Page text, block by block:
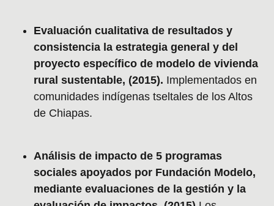
Evaluación cualitativa de resultados y
consistencia la estrategia general y del
proyecto específico de modelo de vivienda
rural sustentable, (2015). Implementados en
comunidades indígenas tseltales de los Altos
de Chiapas.
Análisis de impacto de 5 programas
sociales apoyados por Fundación Modelo,
mediante evaluaciones de la gestión y la